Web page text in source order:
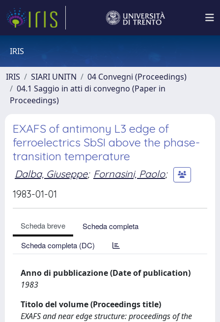
IRIS
IRIS SIARI UNITN
04 Convegni (Proceedings)
04.1 Saggio in atti di convegno (Paper in
Proceedings)
EXAFS of antimony L3 edge of
ferroelectrics SbSI above the phase-
transition temperature
Dalba, Giuseppe; Fornasini, Paolo;
1983-01-01
Scheda breve
Scheda completa
Scheda completa (DC)
Anno di pubblicazione (Date of publication)
1983
Titolo del volume (Proceedings title)
EXAFS and near edge structure: proceedings of the